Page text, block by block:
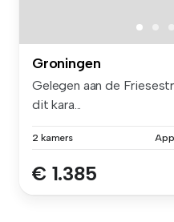
Groningen
Gelegen aan de
dit kara...
2 kamers
€ 1.385